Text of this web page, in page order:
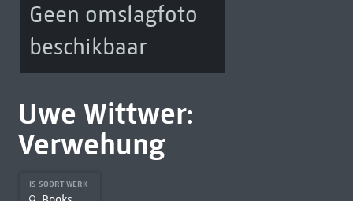
Geen omslagfoto
beschikbaar
Uwe Wittwer:
Verwehung
IS SOORT WERK